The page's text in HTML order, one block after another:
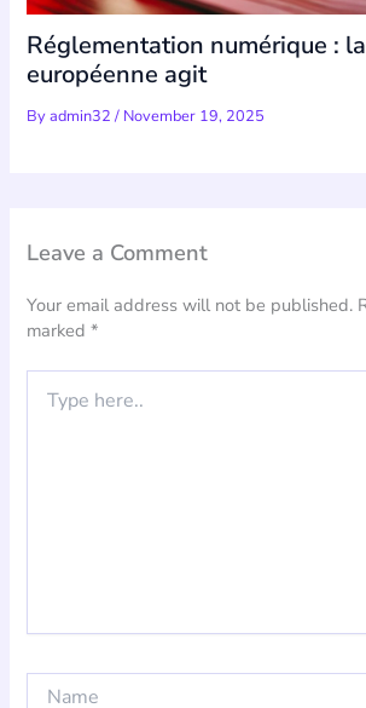
Réglementation numérique :
européenne agit
Byadmin32/ November 19, 2025
Leave a Comment
Your email address will not be published.
marked*
here..